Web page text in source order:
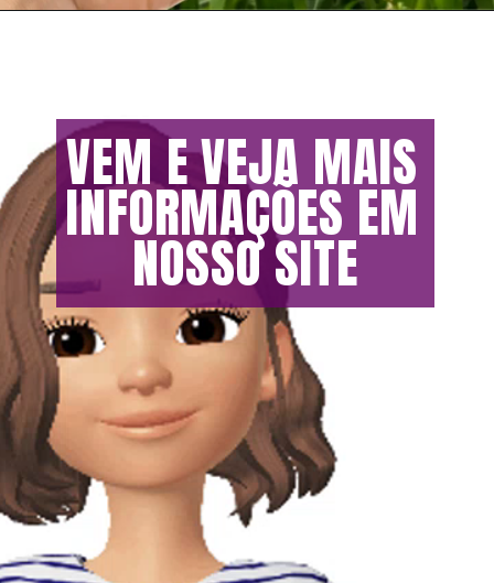
VEM E VEJA MAIS
INFORMAÇÕES EM
NOSSO SITE